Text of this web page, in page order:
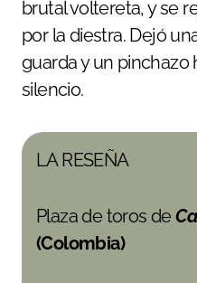
brutal voltereta, y se
por la diestra. Dejó
guarda y un pinchazo
silencio.
LA RESEÑA
Plaza de toros de
(Colombia)